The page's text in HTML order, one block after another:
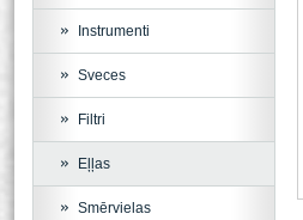
Instrumenti
Sveces
Filtri
Eļļas
Smērvielas